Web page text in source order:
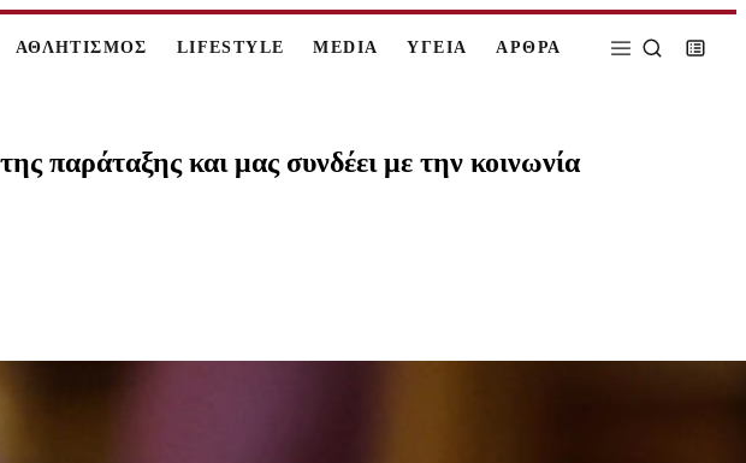
ΑΘΛΗΤΙΣΜΟΣ LIFESTYLE MEDIA ΥΓΕΙΑ ΑΡΘΡΑ
παράταξης και μας συνδέει με την κοινωνία